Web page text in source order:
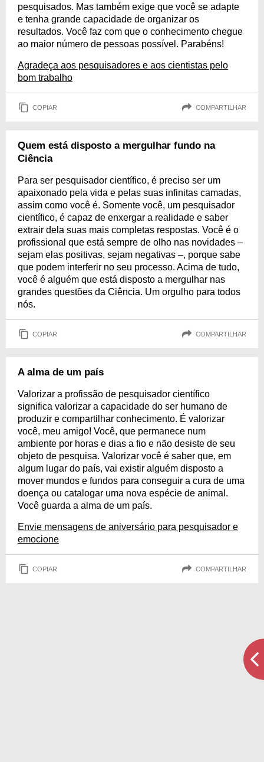
pesquisados. Mas também exige que você se adapte
e tenha grande capacidade de organizar os
resultados. Você faz com que o conhecimento chegue
ao maior número de pessoas possível. Parabéns!
Agradeça aos pesquisadores e aos cientistas pelo
bom trabalho
COPIAR COMPARTILHAR
Quem está disposto a mergulhar fundo na
Ciência
Para ser pesquisador científico, é preciso ser um
apaixonado pela vida e pelas suas infinitas camadas,
assim como você é. Somente você, um pesquisador
científico, é capaz de enxergar a realidade e saber
extrair dela suas mais completas respostas. Você é o
profissional que está sempre de olho nas novidades –
sejam elas positivas, sejam negativas –, porque sabe
que podem interferir no seu processo. Acima de tudo,
você é alguém que está disposto a mergulhar nas
grandes questões da Ciência. Um orgulho para todos
nós.
COPIAR COMPARTILHAR
A alma de um país
Valorizar a profissão de pesquisador científico
significa valorizar a capacidade do ser humano de
produzir e compartilhar conhecimento. É valorizar
você, meu amigo! Você, que permanece num
ambiente por horas e dias a fio e não desiste de seu
objeto de pesquisa. Valorizar você é saber que, em
algum lugar do país, vai existir alguém disposto a
mover mundos e fundos para conseguir a cura de uma
doença ou catalogar uma nova espécie de animal.
Você guarda a alma de um país.
Envie mensagens de aniversário para pesquisador e
emocione
COPIAR COMPARTILHAR